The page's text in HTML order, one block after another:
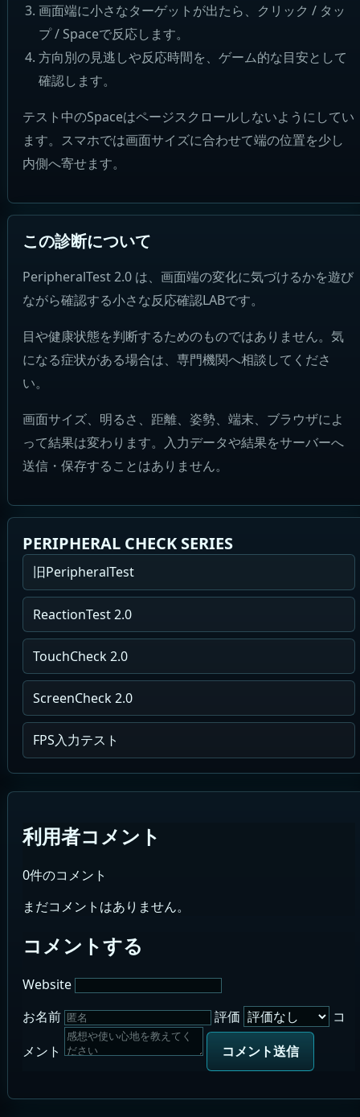
画面端に小さなターゲットが出たら、クリック / タッ
プ / Spaceで反応します。
方向別の見逃しや反応時間を、ゲーム的な目安として
確認します。
テスト中のSpaceはページスクロールしないようにしてい
ます。スマホでは画面サイズに合わせて端の位置を少し
内側へ寄せます。
この診断について
PeripheralTest 2.0 は、画面端の変化に気づけるかを遊び
ながら確認する小さな反応確認LABです。
目や健康状態を判断するためのものではありません。気
になる症状がある場合は、専門機関へ相談してくださ
い。
画面サイズ、明るさ、距離、姿勢、端末、ブラウザによ
って結果は変わります。入力データや結果をサーバーへ
送信・保存することはありません。
PERIPHERAL CHECK SERIES
旧PeripheralTest
ReactionTest 2.0
TouchCheck 2.0
ScreenCheck 2.0
FPS入力テスト
利用者コメント
0件のコメント
まだコメントはありません。
コメントする
Website
お名前
評価
コ
メント
コメント送信